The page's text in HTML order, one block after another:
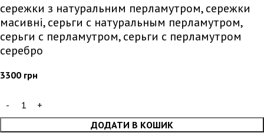
сережки з натуральним перламутром, сережки
масивні, серьги с натуральным перламутром,
серьги с перламутром, серьги с перламутром
серебро
3300 грн
ДОДАТИ В КОШИК